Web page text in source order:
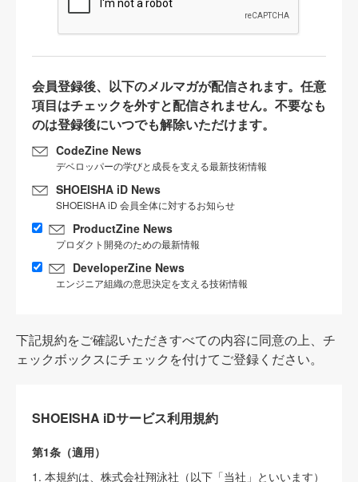
会員登録後、以下のメルマガが配信されます。任意
項目はチェックを外すと配信されません。不要なも
のは登録後にいつでも解除いただけます。
CodeZine News
デベロッパーの学びと成長を支える最新技術情報
SHOEISHA iD News
SHOEISHA iD 会員全体に対するお知らせ
ProductZine News
プロダクト開発のための最新情報
DeveloperZine News
エンジニア組織の意思決定を支える技術情報
下記規約をご確認いただきすべての内容に同意の上、チ
ェックボックスにチェックを付けてご登録ください。
SHOEISHA iDサービス利用規約
第1条（適用）
1. 本規約は、株式会社翔泳社（以下「当社」といいます）